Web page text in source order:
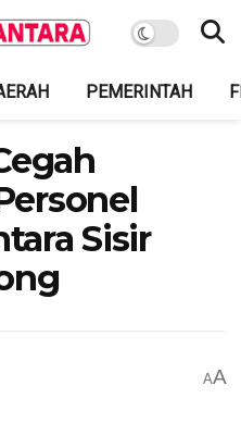
PEMERINTAH
Sisir
AA